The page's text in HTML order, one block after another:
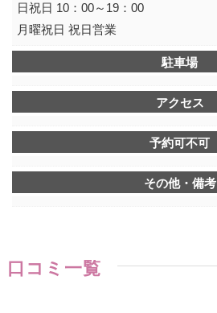
日祝日 10：00～19：00
月曜祝日 祝日営業
駐車場
アクセス
予約可不可
その他・備考
口コミ一覧